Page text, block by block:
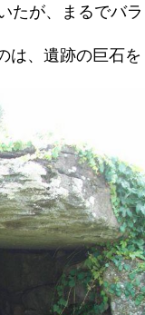
たが、まるでバラ
は、遺跡の巨石を